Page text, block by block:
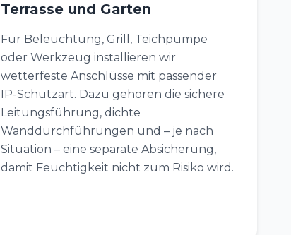
Terrasse und Garten
Für Beleuchtung, Grill, Teichpumpe
oder Werkzeug installieren wir
wetterfeste Anschlüsse mit passender
IP-Schutzart. Dazu gehören die sichere
Leitungsführung, dichte
Wanddurchführungen und – je nach
Situation – eine separate Absicherung,
damit Feuchtigkeit nicht zum Risiko wird.